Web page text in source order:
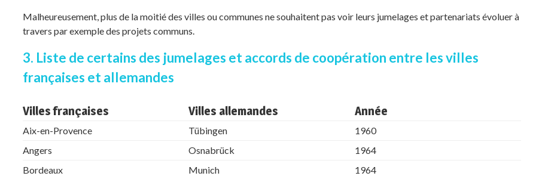
Malheureusement, plus de la moitié des villes ou communes ne souhaitent pas voir leurs jumelages et partenariats évoluer à
travers par exemple des projets communs.
3. Liste de certains des jumelages et accords de coopération entre les villes
françaises et allemandes
Villes françaises Villes allemandes Année
Aix-en-Provence Tübingen
1960
Angers
Osnabrück
1964
Bordeaux
Munich
1964